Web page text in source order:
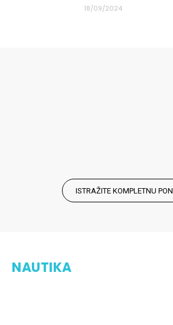
18/09/2024
ISTRAŽITE KOMPLETNU
NAUTIKA